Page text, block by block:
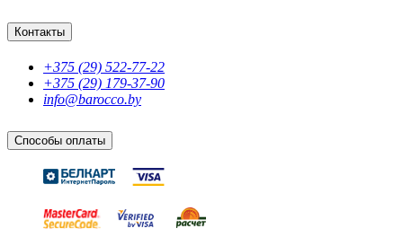
Контакты
+375 (29) 522-77-22
+375 (29) 179-37-90
info@barocco.by
Способы оплаты